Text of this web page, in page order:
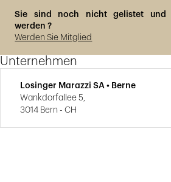
Sie sind noch nicht gelistet und
werden ?
Werden Sie Mitglied
Unternehmen
Losinger Marazzi SA • Berne
Wankdorfallee 5,
3014 Bern - CH